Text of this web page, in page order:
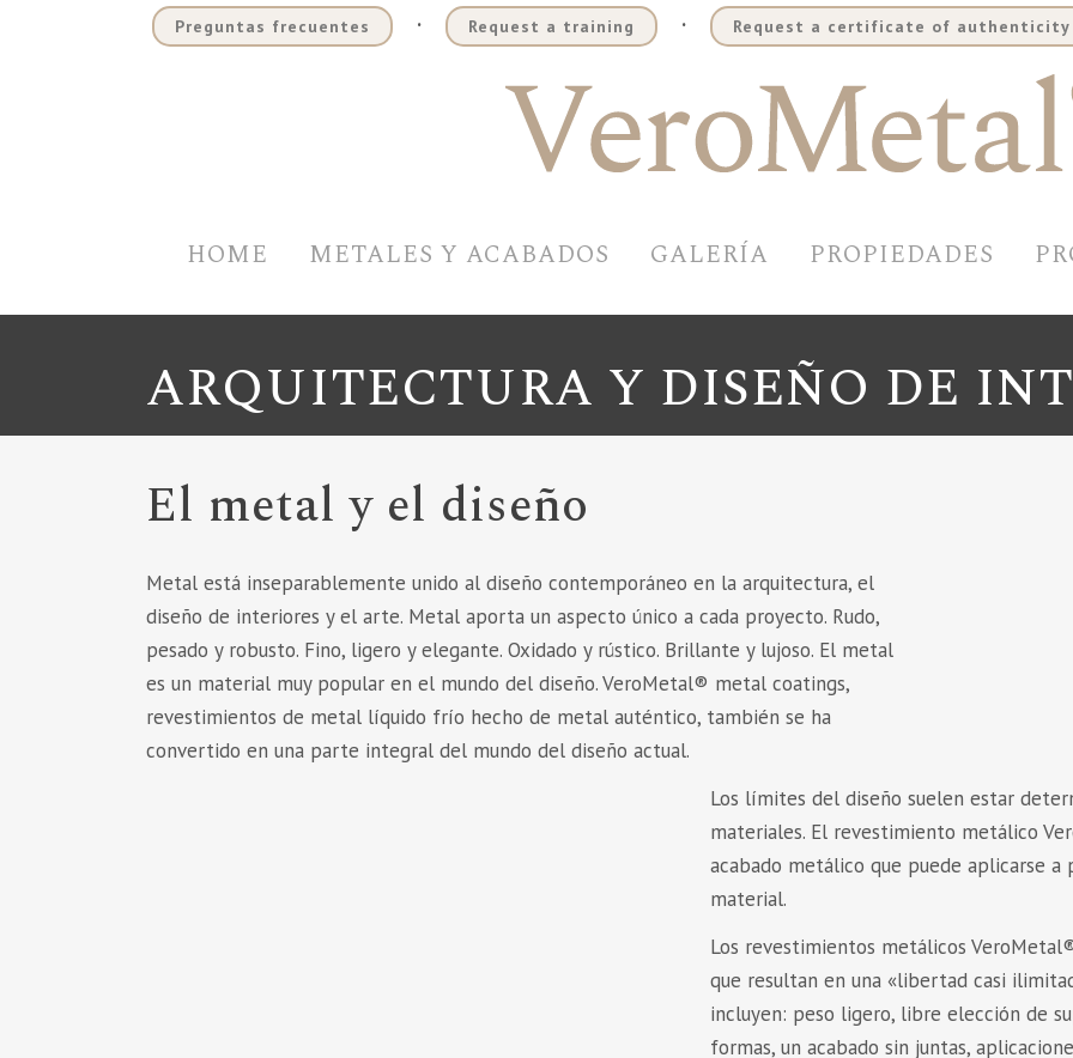
Preguntas frecuentes . Request a training . Request a certificate of authenticity
HOME METALES Y ACABADOS GALERÍA PROPIEDADES
ARQUITECTURA Y DISEÑO DE
El metal y el diseño
Metal está inseparablemente unido al diseño contemporáneo en la arquitectura, el
diseño de interiores y el arte. Metal aporta un aspecto único a cada proyecto. Rudo,
pesado y robusto. Fino, ligero y elegante. Oxidado y rústico. Brillante y lujoso. El metal
es un material muy popular en el mundo del diseño. VeroMetal® metal coatings,
revestimientos de metal líquido frío hecho de metal auténtico, también se ha
convertido en una parte integral del mundo del diseño actual.
Los límites del diseño suelen estar
materiales. El revestimiento metálico
acabado metálico que puede aplicarse
material.
Los revestimientos metálicos
que resultan en una «libertad casi
incluyen: peso ligero, libre elección de
formas, un acabado sin juntas,